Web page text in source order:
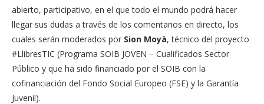
abierto, participativo, en el que todo el mundo podrá hacer
llegar sus dudas a través de los comentarios en directo, los
cuales serán moderados por Sion Moyà, técnico del proyecto
#LlibresTIC (Programa SOIB JOVEN – Cualificados Sector
Público y que ha sido financiado por el SOIB con la
cofinanciación del Fondo Social Europeo (FSE) y la Garantía
Juvenil).